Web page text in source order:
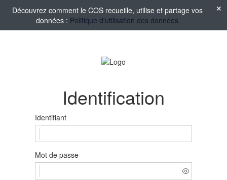
Découvrez comment le COS recueille, utilise et partage vos
données : Politique d'utilisation des données
Identification
Identifiant
Mot de passe